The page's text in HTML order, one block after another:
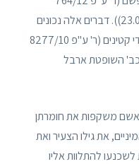
מדינת ישראל נ' גרמסיון פס' 18 (23.06.13)). דברים אלה נכונים
גם שעה שעבירות המין מבוצעות על ידי קטינים (ר' ע"פ 8277/10
כב' השופטת ארבל
משקפות את חומרתן
את גילו הצעיר ואת
להתלוות אליו